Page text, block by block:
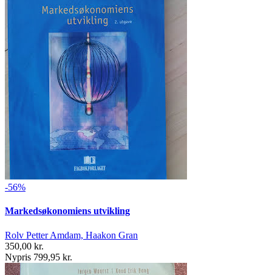
-56%
Markedsøkonomiens utvikling
Rolv Petter Amdam, Haakon Gran
350,00 kr.
Nypris 799,95 kr.